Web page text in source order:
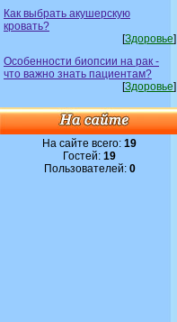
Как выбрать акушерскую
кровать?
[Здоровье]
Особенности биопсии на рак -
что важно знать пациентам?
[Здоровье]
На сайте всего:19
Гостей:19
Пользователей: 0